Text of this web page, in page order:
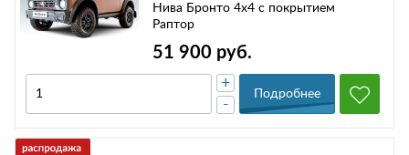
Нива Бронто 4х4 с покрытием
Раптор
51 900 руб.
-
+
Подробнее